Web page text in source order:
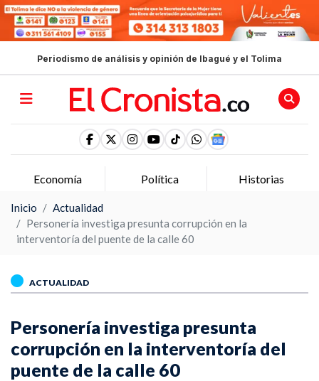
Periodismo de análisis y opinión de Ibagué y el Tolima
Economía Política Historias
Inicio
Actualidad
Personería investiga presunta corrupción en la
interventoría del puente de la calle 60
ACTUALIDAD
Personería investiga presunta
corrupción en la interventoría del
puente de la calle 60